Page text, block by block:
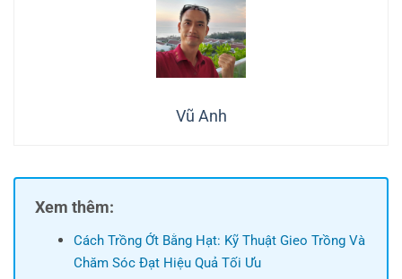
Vũ Anh
Xem thêm:
Cách Trồng Ớt Bằng Hạt: Kỹ Thuật Gieo Trồng Và
Chăm Sóc Đạt Hiệu Quả Tối Ưu